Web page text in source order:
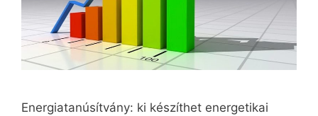
Energiatanúsítvány: ki készíthet energetikai